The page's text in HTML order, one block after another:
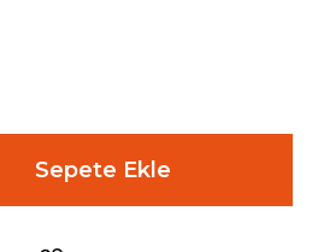
Sepete Ekle